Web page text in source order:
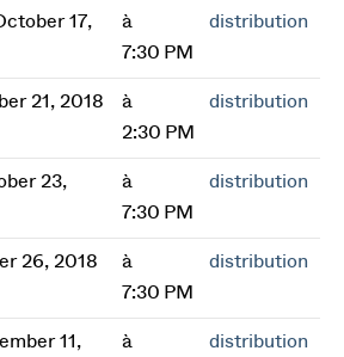
17,
à
7:30 PM
distribution
21, 2018
à
2:30 PM
distribution
23,
à
7:30 PM
distribution
26, 2018
à
7:30 PM
distribution
11,
à
distribution